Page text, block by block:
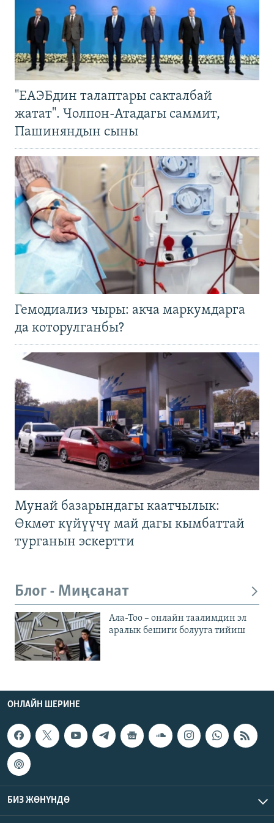
"ЕАЭБдин талаптары сакталбай
жатат". Чолпон-Атадагы саммит,
Пашиняндын сыны
Гемодиализ чыры: акча маркумдарга
да которулганбы?
Мунай базарындагы каатчылык:
Өкмөт күйүүчү май дагы кымбаттай
турганын эскертти
Блог - Миңсанат
Ала-Тоо – онлайн таалимдин эл
аралык бешиги болууга тийиш
ОНЛАЙН ШЕРИНЕ
БИЗ ЖӨНҮНДӨ